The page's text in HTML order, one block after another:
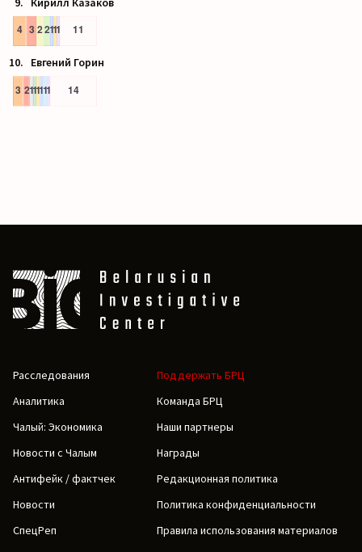
Евгений Горин
Расследования
Аналитика
Чалый: Экономика
Новости с Чалым
Антифейк / фактчек
Новости
СпецРеп
Поддержать БРЦ
Команда БРЦ
Наши партнеры
Награды
Редакционная политика
Политика конфиденциальности
Правила использования материалов